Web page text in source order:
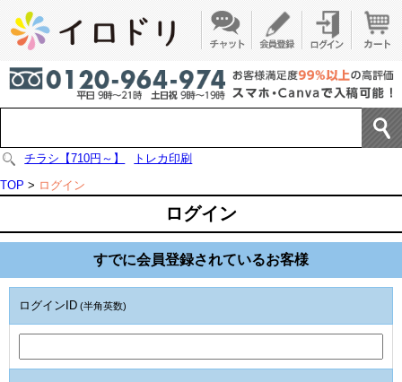
チラシ【710円～】
トレカ印刷
TOP > ログイン
ログイン
すでに会員登録されているお客様
ログインID (半角英数)